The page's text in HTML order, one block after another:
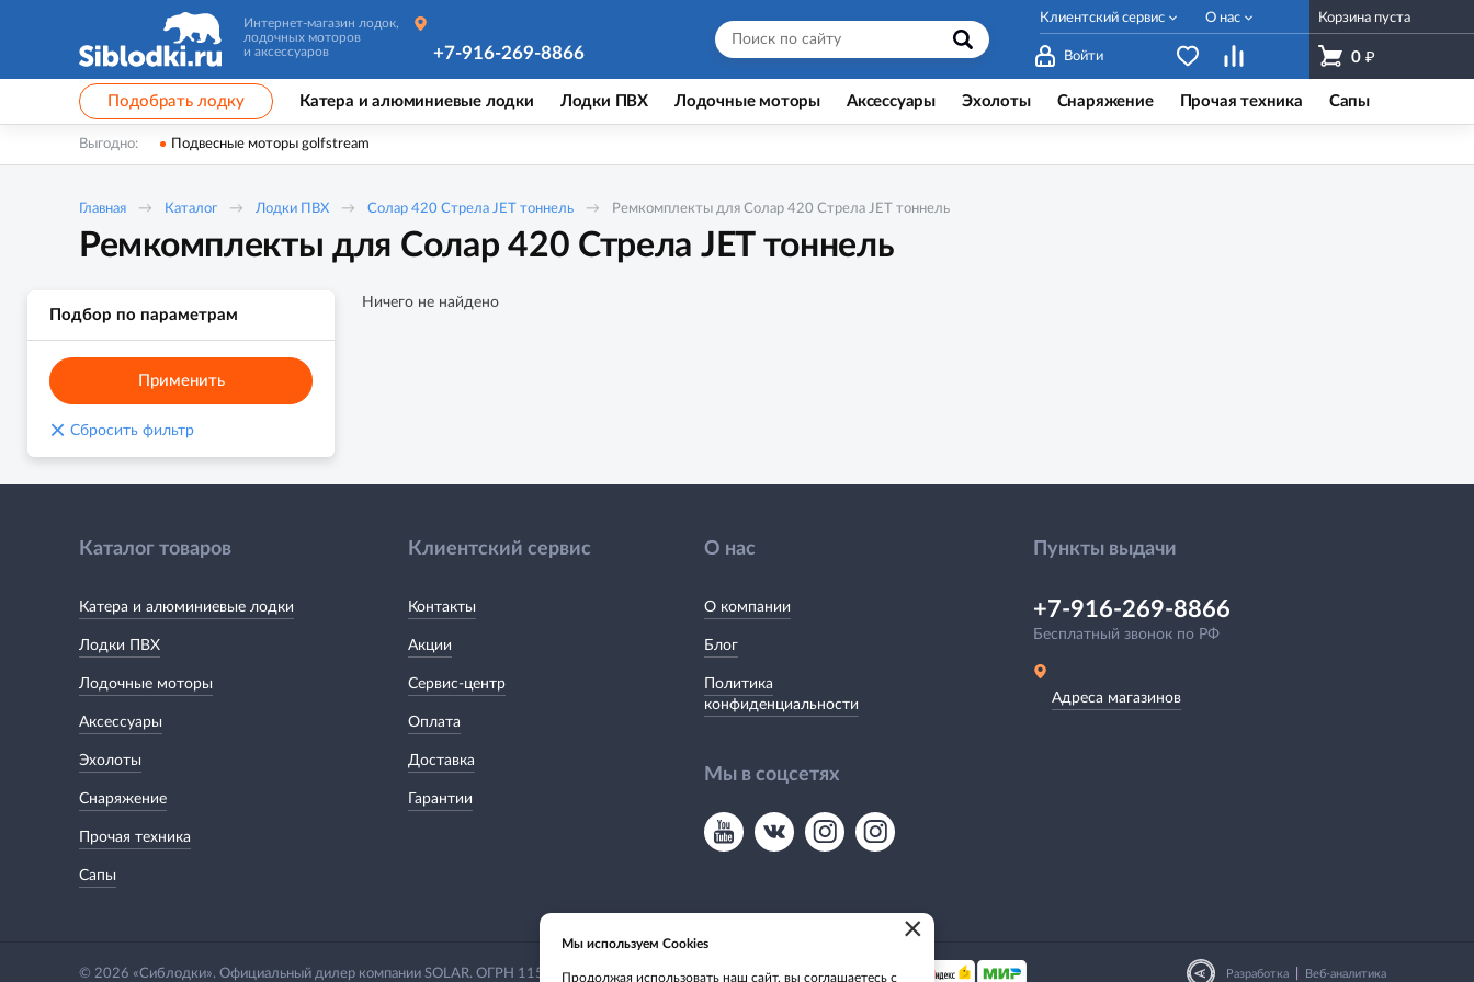
Интернет-магазин лодок,
лодочных моторов
и аксессуаров
Войти
Корзина пуста
0 ₽
+7-916-269-8866
Клиентский сервис О нас
Подобрать лодку Катера и алюминиевые лодки Лодки ПВХ Лодочные моторы Аксессуары Эхолоты Снаряжение Прочая техника Сапы
Выгодно: Подвесные моторы golfstream
Главная Каталог Лодки ПВХ Солар 420 Стрела JET тоннель Ремкомплекты для Солар 420 Стрела JET тоннель
Ремкомплекты для Солар 420 Стрела JET тоннель
Подбор по параметрам
Применить
× Сбросить фильтр
Ничего не найдено
Каталог товаров
Катера и алюминиевые лодки
Лодки ПВХ
Лодочные моторы
Аксессуары
Эхолоты
Снаряжение
Прочая техника
Сапы
Клиентский сервис
Контакты
Акции
Сервис-центр
Оплата
Доставка
Гарантии
О нас
О компании
Блог
Политика
конфиденциальности
Мы в соцсетях
Пункты выдачи
+7-916-269-8866
Бесплатный звонок по РФ
Адреса магазинов
© 2026 «Сиблодки». Официальный дилер компании SOLAR. ОГРН 1155476135649 Мы принимаем: Разработка Веб-аналитика
×
Мы используем Cookies
Продолжая использовать наш сайт, вы соглашаетесь с